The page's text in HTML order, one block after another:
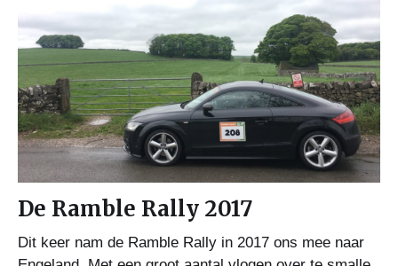
De Ramble Rally 2017
Dit keer nam de Ramble Rally in 2017 ons mee naar